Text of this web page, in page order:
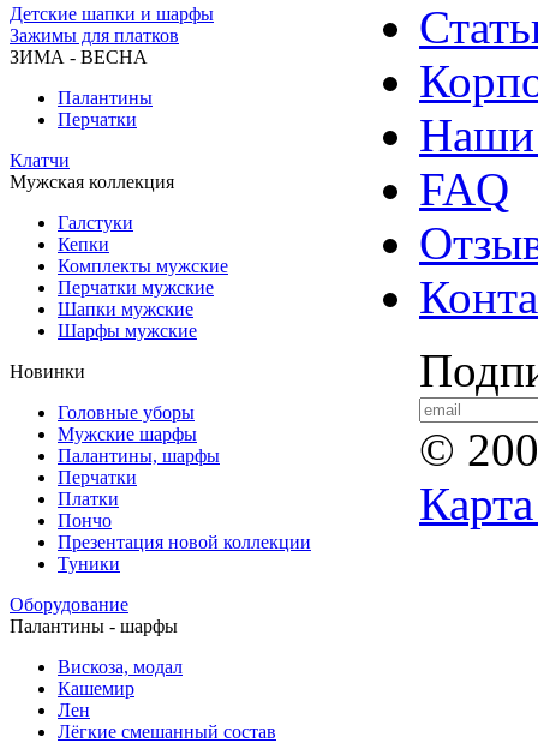
Детские шапки и шарфы
Зажимы для платков
ЗИМА - ВЕСНА
Палантины
Перчатки
Клатчи
Мужская коллекция
Галстуки
Кепки
Комплекты мужские
Перчатки мужские
Шапки мужские
Шарфы мужские
Новинки
Головные уборы
Мужские шарфы
Палантины, шарфы
Перчатки
Платки
Пончо
Презентация новой коллекции
Туники
Оборудование
Палантины - шарфы
Вискоза, модал
Кашемир
Лен
Лёгкие смешанный состав
Наши
FAQ
©